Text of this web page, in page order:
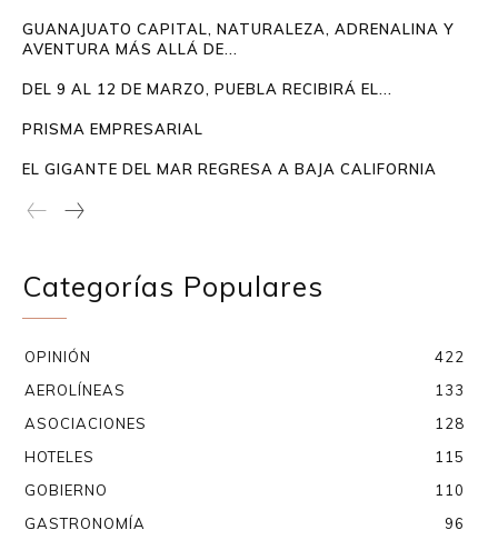
GUANAJUATO CAPITAL, NATURALEZA, ADRENALINA Y
AVENTURA MÁS ALLÁ DE...
DEL 9 AL 12 DE MARZO, PUEBLA RECIBIRÁ EL...
PRISMA EMPRESARIAL
EL GIGANTE DEL MAR REGRESA A BAJA CALIFORNIA
Categorías Populares
OPINIÓN
422
AEROLÍNEAS
133
ASOCIACIONES
128
HOTELES
115
GOBIERNO
110
GASTRONOMÍA
96